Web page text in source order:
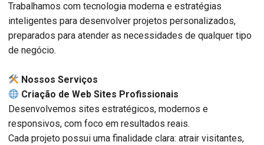
Trabalhamos com tecnologia moderna e estratégias
inteligentes para desenvolver projetos personalizados,
preparados para atender as necessidades de qualquer tipo
de negócio.
️ Nossos Serviços
Criação de Web Sites Profissionais
Desenvolvemos sites estratégicos, modernos e
responsivos, com foco em resultados reais.
Cada projeto possui uma finalidade clara: atrair visitantes,